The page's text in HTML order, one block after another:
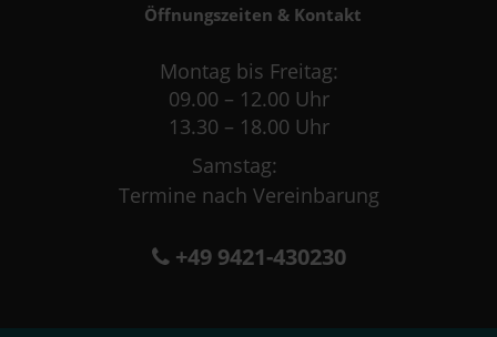
Öffnungszeiten & Kontakt
Montag bis Freitag:
09.00 – 12.00 Uhr
13.30 – 18.00 Uhr
Samstag:
Termine nach Vereinbarung
+49 9421-430230